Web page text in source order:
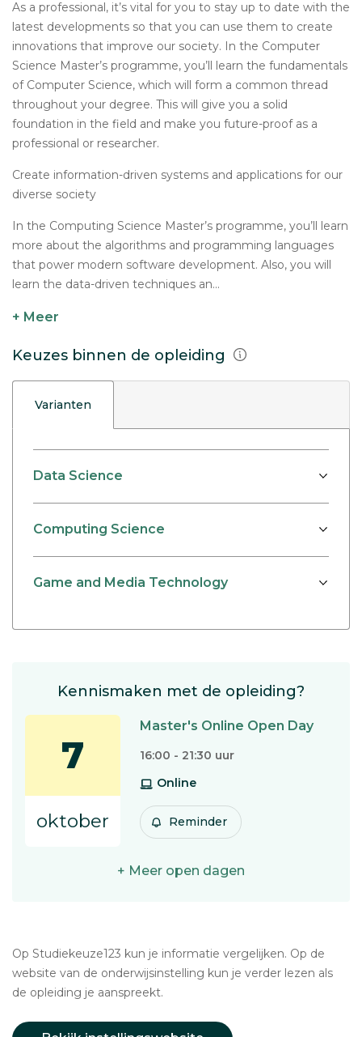
As a professional, it’s vital for you to stay up to date with the
latest developments so that you can use them to create
innovations that improve our society. In the Computer
Science Master’s programme, you’ll learn the fundamentals
of Computer Science, which will form a common thread
throughout your degree. This will give you a solid
foundation in the field and make you future-proof as a
professional or researcher.
Create information-driven systems and applications for our
diverse society
In the Computing Science Master’s programme, you’ll learn
more about the algorithms and programming languages
that power modern software development. Also, you will
learn the data-driven techniques an...
+ Meer
Keuzes binnen de opleiding
Varianten
Data Science
Computing Science
Game and Media Technology
Kennismaken met de opleiding?
7
oktober
Master's Online Open Day
16:00 - 21:30 uur
Online
Reminder
+ Meer open dagen
Op Studiekeuze123 kun je informatie vergelijken. Op de
website van de onderwijsinstelling kun je verder lezen als
de opleiding je aanspreekt.